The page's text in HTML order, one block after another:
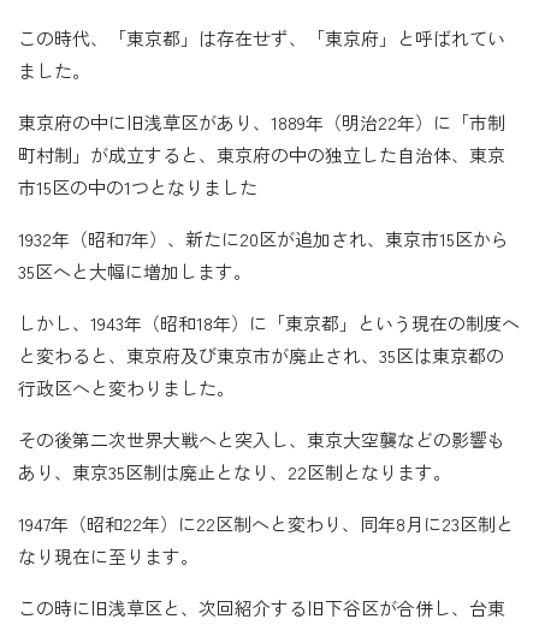
この時代、「東京都」は存在せず、「東京府」と呼ばれてい
ました。
東京府の中に旧浅草区があり、1889年（明治22年）に「市制
町村制」が成立すると、東京府の中の独立した自治体、東京
市15区の中の1つとなりました
1932年（昭和7年）、新たに20区が追加され、東京市15区から
35区へと大幅に増加します。
しかし、1943年（昭和18年）に「東京都」という現在の制度へ
と変わると、東京府及び東京市が廃止され、35区は東京都の
行政区へと変わりました。
その後第二次世界大戦へと突入し、東京大空襲などの影響も
あり、東京35区制は廃止となり、22区制となります。
1947年（昭和22年）に22区制へと変わり、同年8月に23区制と
なり現在に至ります。
この時に旧浅草区と、次回紹介する旧下谷区が合併し、台東